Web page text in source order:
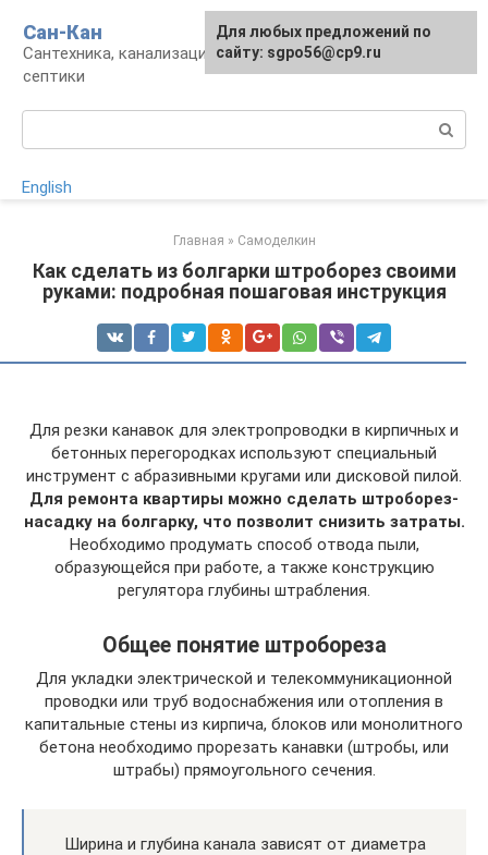
контенту
Сан-Кан
Сантехника, канализация, водопровод,
септики
English
Главная » Самоделкин
Как сделать из болгарки штроборез своими
руками: подробная пошаговая инструкция
Для резки канавок для электропроводки в кирпичных и
бетонных перегородках используют специальный
инструмент с абразивными кругами или дисковой пилой.
Для ремонта квартиры можно сделать штроборез-
насадку на болгарку, что позволит снизить затраты.
Необходимо продумать способ отвода пыли,
образующейся при работе, а также конструкцию
регулятора глубины штрабления.
Общее понятие штробореза
Для укладки электрической и телекоммуникационной
проводки или труб водоснабжения или отопления в
капитальные стены из кирпича, блоков или монолитного
бетона необходимо прорезать канавки (штробы, или
штрабы) прямоугольного сечения.
Ширина и глубина канала зависят от диаметра
Для любых предложений по
сайту: sgpo56@cp9.ru